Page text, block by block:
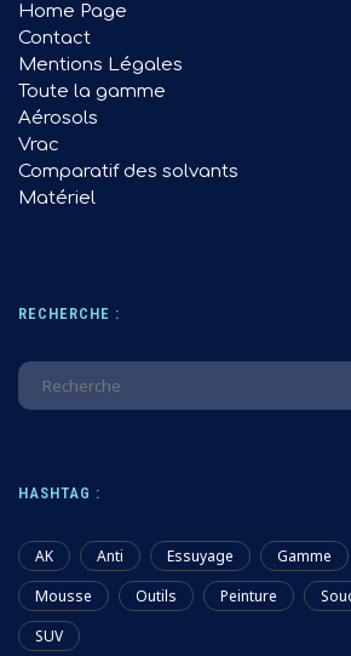
Home Page
Contact
Mentions Légales
Toute la gamme
Aérosols
Vrac
Comparatif des solvants
Matériel
RECHERCHE :
HASHTAG :
AK Anti Essuyage Gamme
Mousse
Outils Peinture
SUV